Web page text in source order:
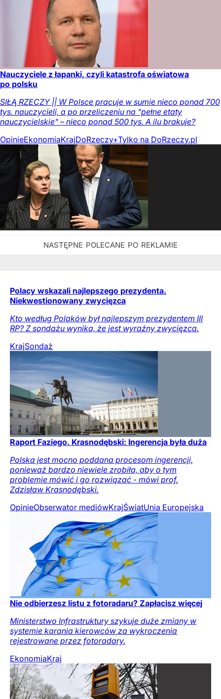
Nauczyciele z łapanki, czyli katastrofa oświatowa
po polsku
SIŁĄ RZECZY || W Polsce pracuje w sumie nieco ponad 700
tys. nauczycieli, a po przeliczeniu na "pełne etaty
nauczycielskie" – nieco ponad 500 tys. A ilu brakuje?
OpinieEkonomiaKrajDoRzeczy+Tylko na DoRzeczy.pl
Polacy wskazali najlepszego prezydenta.
Niekwestionowany zwycięzca
Kto według Polaków był najlepszym prezydentem III
RP? Z sondażu wynika, że jest wyraźny zwycięzca.
KrajSondaż
Raport Faziego. Krasnodębski: Ingerencja była duża
Polska jest mocno poddana procesom ingerencji,
ponieważ bardzo niewiele zrobiła, aby o tym
problemie mówić i go rozwiązać - mówi prof.
Zdzisław Krasnodębski.
OpinieObserwator mediówKrajŚwiatUnia Europejska
Nie odbierzesz listu z fotoradaru? Zapłacisz więcej
Ministerstwo Infrastruktury szykuje duże zmiany w
systemie karania kierowców za wykroczenia
rejestrowane przez fotoradary.
EkonomiaKraj